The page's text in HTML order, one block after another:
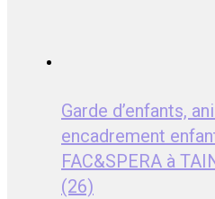
Garde d’enfants,
encadrement
FAC&SPERA à
(26)